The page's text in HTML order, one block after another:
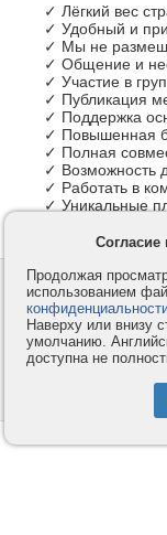
✓ Лёгкий вес
✓ Удобный и
✓ Мы не
✓ Общение и
✓ Участие в
✓ Публикация
✓ Поддержка
✓ Повышенная
✓ Полная
✓ Возможность
✓ Работать в
✓ Уникальные
Контакты
Компания
Услуги
Как оплатить
© 2008-
Согласие
Продолжая
использованием
Наверху или внизу
умолчанию.
доступна не